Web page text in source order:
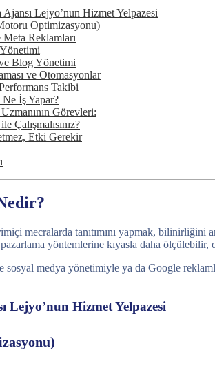
Lejyo’nun Hizmet Yelpazesi
Optimizasyonu)
Reklamları
Blog Yönetimi
ve Otomasyonlar
Takibi
İş Yapar?
Görevleri:
Çalışmalısınız?
Etki Gerekir
mecralarda tanıtımını yapmak, bilinirliğini
yöntemlerine kıyasla daha
medya yönetimiyle ya da Google
Lejyo’nun Hizmet Yelpazesi